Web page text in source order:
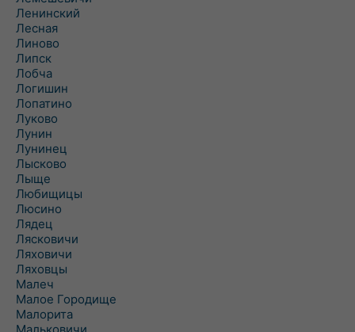
Ленинский
Лесная
Линово
Липск
Лобча
Логишин
Лопатино
Луково
Лунин
Лунинец
Лысково
Лыще
Любищицы
Люсино
Лядец
Лясковичи
Ляховичи
Ляховцы
Малеч
Малое Городище
Малорита